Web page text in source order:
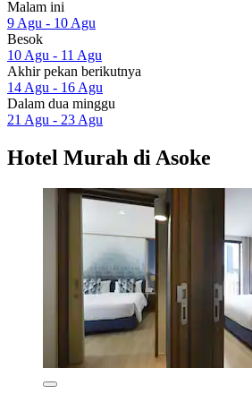
Malam ini
9 Agu - 10 Agu
Besok
10 Agu - 11 Agu
Akhir pekan berikutnya
14 Agu - 16 Agu
Dalam dua minggu
21 Agu - 23 Agu
Hotel Murah di Asoke